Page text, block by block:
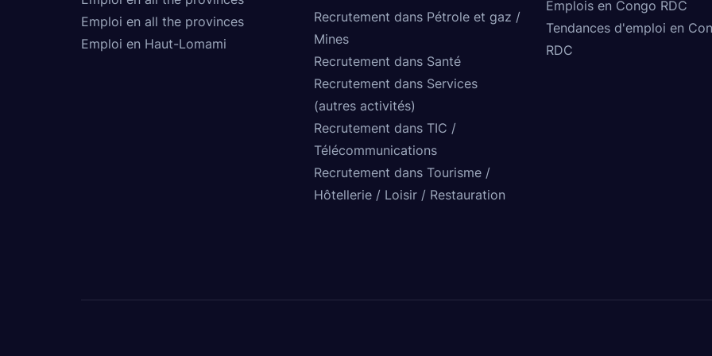
Emploi en all the provinces
Emploi en Haut-Lomami
Recrutement dans Pétrole et gaz /
Mines
Recrutement dans Santé
Recrutement dans Services
(autres activités)
Recrutement dans TIC /
Télécommunications
Recrutement dans Tourisme /
Hôtellerie / Loisir / Restauration
Emplois en Congo RDC
Tendances d'emploi en
RDC